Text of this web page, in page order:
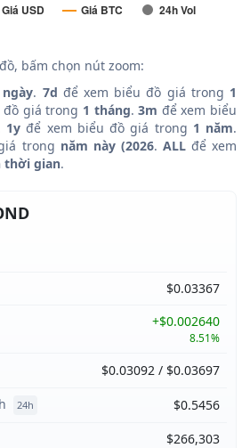
Giá USD Giá BTC 24h Vol
bấm chọn nút zoom:
. 7d để xem biểu đồ giá trong 1
giá trong 1 tháng.3m để xem biểu
1y để xem biểu đồ giá trong 1 năm.
trong năm này (2026. ALLđể xem
thời gian.
$0.03367
+$0.002640
8.51%
$0.03092 / $0.03697
24h
$0.5456
$266,303